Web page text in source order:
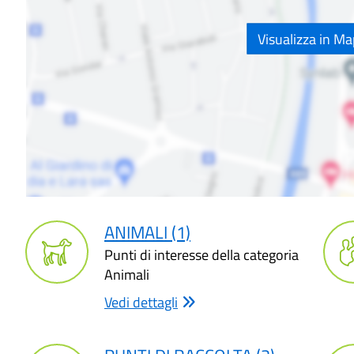
Visualizza in
ANIMALI (1)
Punti di interesse della categoria
Animali
Vedi dettagli